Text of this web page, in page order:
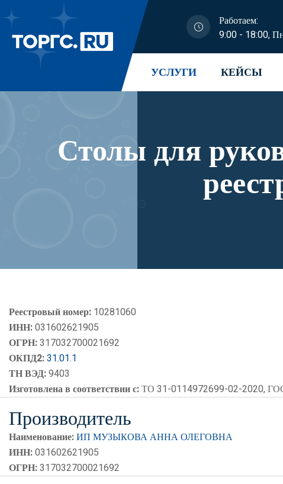
Работаем:
9:00 - 18:00,
УСЛУГИ КЕЙСЫ
Столы для руководителя
Реестровый номер: 10281060
ИНН:031602621905
ОГРН:317032700021692
ОКПД2:31.01.1
ТН ВЭД:9403
Изготовлена в соответствии с:ТО 31-0114972699-02-2020,
Производитель
Наименование:ИП МУЗЫКОВА АННА ОЛЕГОВНА
ИНН:031602621905
ОГРН:317032700021692